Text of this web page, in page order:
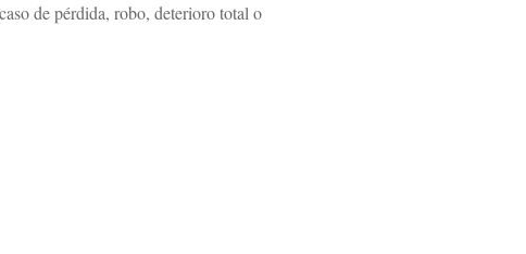
de pérdida, robo, deterioro total o